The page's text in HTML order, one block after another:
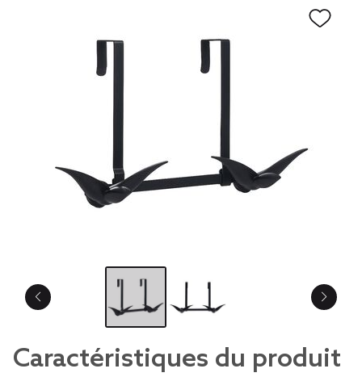
Caractéristiques du produit